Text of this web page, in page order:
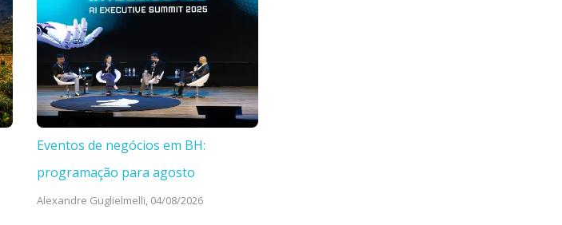
Eventos de negócios em BH:
programação para agosto
Alexandre Guglielmelli, 04/08/2026